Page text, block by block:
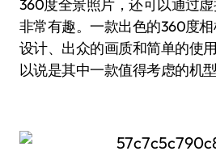
360度全景照片，还可以通过
非常有趣。一款出色的360度
设计、出众的画质和简单的使
以说是其中一款值得考虑的机型